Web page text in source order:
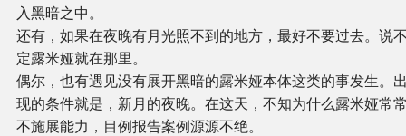
入黑暗之中。
还有，如果在夜晚有月光照不到的地方，最好不要过去。说
定露米娅就在那里。
偶尔，也有遇见没有展开黑暗的露米娅本体这类的事发生。
现的条件就是，新月的夜晚。在这天，不知为什么露米娅常
不施展能力，目例报告案例源源不绝。